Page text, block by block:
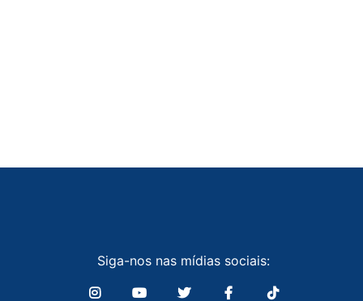
Siga-nos nas mídias sociais: